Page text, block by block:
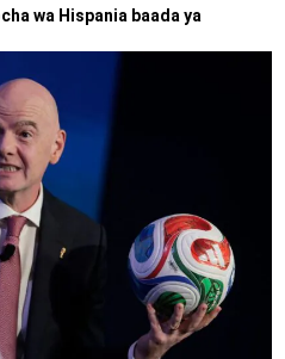
wa Hispania baada ya